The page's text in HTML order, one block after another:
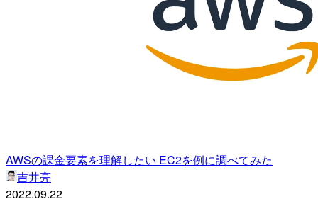
AWSの課金要素を理解したい EC2を例に調べてみた
吉井亮
2022.09.22